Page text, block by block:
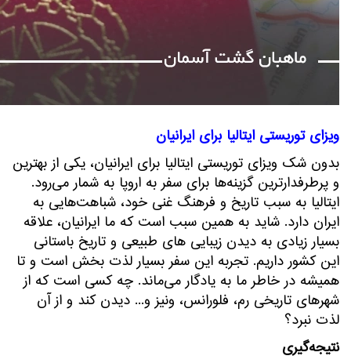
ویزای توریستی ایتالیا برای ایرانیان
بدون شک ویزای توریستی ایتالیا برای ایرانیان، یکی از بهترین
و پرطرفدارترین گزینه‌ها برای سفر به اروپا به شمار می‌رود.
ایتالیا به سبب تاریخ و فرهنگ غنی خود، شباهت‌هایی به
ایران دارد. شاید به همین سبب است که ما ایرانیان، علاقه
بسیار زیادی به دیدن زیبایی های طبیعی و تاریخ باستانی
این کشور داریم. تجربه این سفر بسیار لذت بخش است و تا
همیشه در خاطر ما به یادگار می‌ماند. چه کسی است که از
شهرهای تاریخی رم، فلورانس، ونیز و... دیدن کند و از آن
لذت نبرد؟
نتیجه‌گیری